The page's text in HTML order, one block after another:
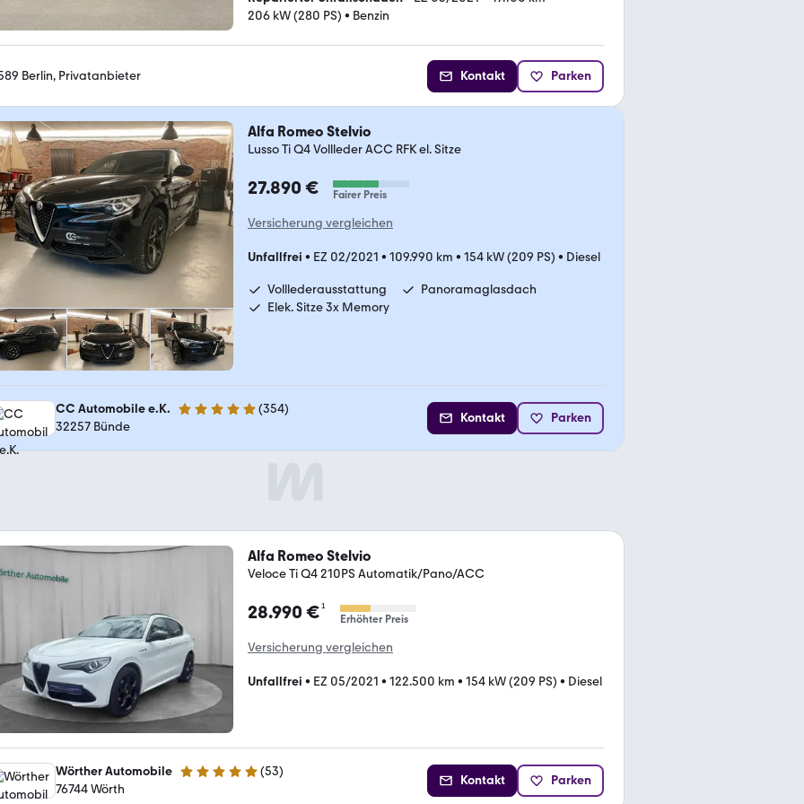
206 kW (280 PS) • Benzin
Berlin, Privatanbieter Kontakt Parken
Alfa Romeo Stelvio
Lusso Ti Q4 Vollleder ACC RFK el. Sitze
27.890 € Fairer Preis
Versicherung vergleichen
Unfallfrei • EZ 02/2021 • 109.990 km • 154 kW (209 PS) • Diesel
Volllederausstattung
Panoramaglasdach
Elek. Sitze 3x Memory
CC Automobile e.K. 5 Sterne (354)
32257 Bünde
Kontakt Parken
Alfa Romeo Stelvio
Veloce Ti Q4 210PS Automatik/Pano/ACC
28.990 €¹
Erhöhter Preis
Versicherung vergleichen
Unfallfrei • EZ 05/2021 • 122.500 km • 154 kW (209 PS) • Diesel
Wörther Automobile 4.8 Sterne (53)
76744 Wörth
Kontakt Parken